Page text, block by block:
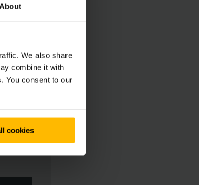
We also share
combine it with
You consent to our
cookies